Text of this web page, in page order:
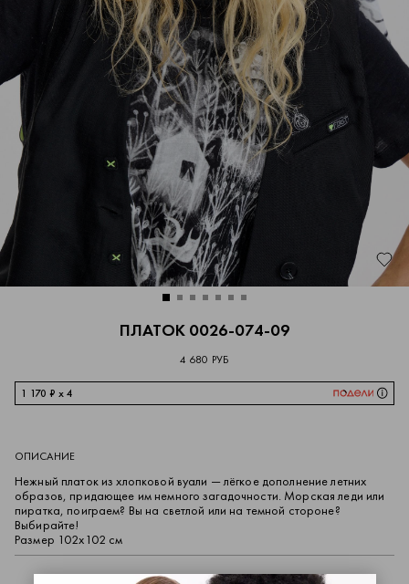
ПЛАТОК 0026-074-09
4 680 РУБ
1 170 ₽ x 4
ОПИСАНИЕ
Нежный платок из хлопковой вуали — лёгкое дополнение летних
образов, придающее им немного загадочности. Морская леди или
пиратка, поиграем? Вы на светлой или на темной стороне?
Выбирайте!
Размер 102х102 см